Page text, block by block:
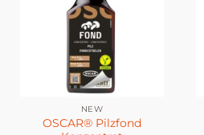
NEW
OSCAR® Pilzfond